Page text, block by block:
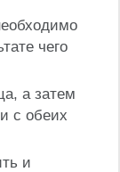
чего
а затем
с обеих
и